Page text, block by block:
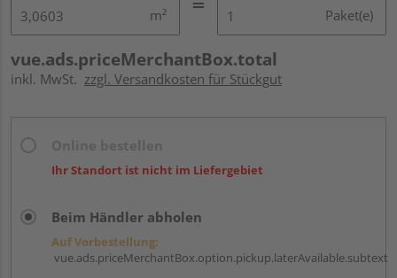
m² Paket(e)
vue.ads.priceMerchantBox.total
inkl. MwSt. zzgl. Versandkosten für Stückgut
Ihr Standort ist nicht im Liefergebiet
Beim Händler abholen
Auf Vorbestellung:
vue.ads.priceMerchantBox.option.pickup.laterAvailable.subtext